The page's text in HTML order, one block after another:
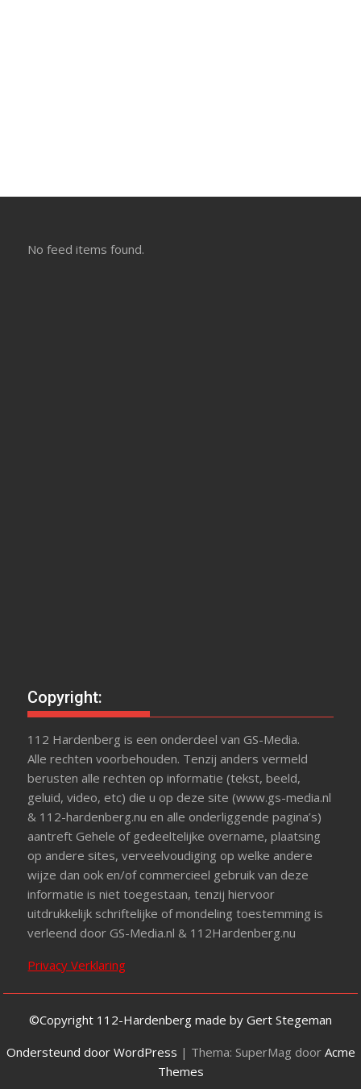
No feed items found.
Copyright:
112 Hardenberg is een onderdeel van GS-Media.
Alle rechten voorbehouden. Tenzij anders vermeld
berusten alle rechten op informatie (tekst, beeld,
geluid, video, etc) die u op deze site (www.gs-media.nl
& 112-hardenberg.nu en alle onderliggende pagina’s)
aantreft Gehele of gedeeltelijke overname, plaatsing
op andere sites, verveelvoudiging op welke andere
wijze dan ook en/of commercieel gebruik van deze
informatie is niet toegestaan, tenzij hiervoor
uitdrukkelijk schriftelijke of mondeling toestemming is
verleend door GS-Media.nl & 112Hardenberg.nu
Privacy Verklaring
©Copyright 112-Hardenberg made by Gert Stegeman
Ondersteund door WordPress | Thema: SuperMag door Acme
Themes